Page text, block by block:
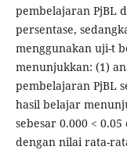
pembelajaran PjBL
persentase,
menggunakan uji-t
menunjukkan: (1)
pembelajaran PjBL
hasil belajar
sebesar 0.000 <
dengan nilai rata-